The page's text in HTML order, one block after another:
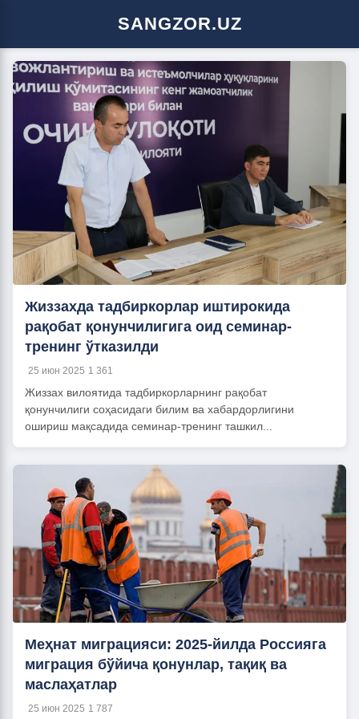
SANGZOR.UZ
Жиззахда тадбиркорлар иштирокида
рақобат қонунчилигига оид семинар-
тренинг ўтказилди
25 июн 2025 1 361
Жиззах вилоятида тадбиркорларнинг рақобат
қонунчилиги соҳасидаги билим ва хабардорлигини
ошириш мақсадида семинар-тренинг ташкил...
Меҳнат миграцияси: 2025-йилда Россияга
миграция бўйича қонунлар, тақиқ ва
маслаҳатлар
25 июн 2025 1 787